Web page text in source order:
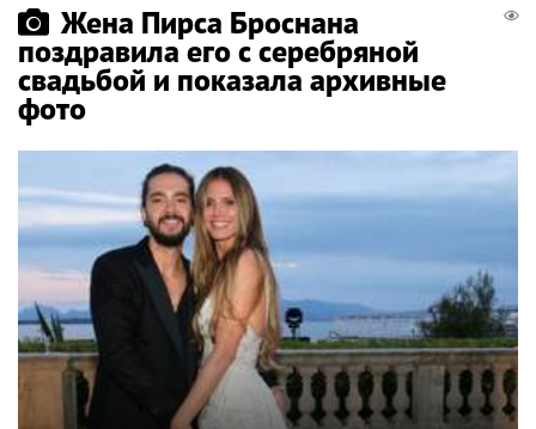
Жена Пирса Броснана
поздравила его с серебряной
свадьбой и показала архивные
фото